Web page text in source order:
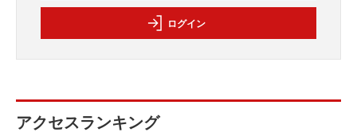
ログイン
アクセスランキング